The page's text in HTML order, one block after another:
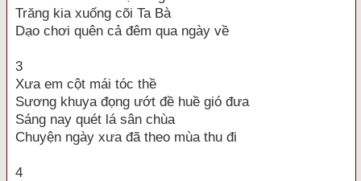
Trăng kia xuống cõi Ta Bà
Dạo chơi quên cả đêm qua ngày về
3
Xưa em cột mái tóc thề
Sương khuya đọng ướt đề huề gió đưa
Sáng nay quét lá sân chùa
Chuyện ngày xưa đã theo mùa thu đi
4